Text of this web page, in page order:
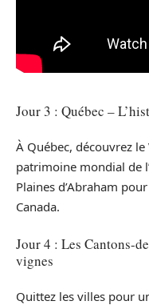
Jour 3 : Québec –
À Québec, découvrez
patrimoine mondial de
Plaines d’Abraham
Canada.
Jour 4 : Les Cantons-
vignes
Quittez les villes pour